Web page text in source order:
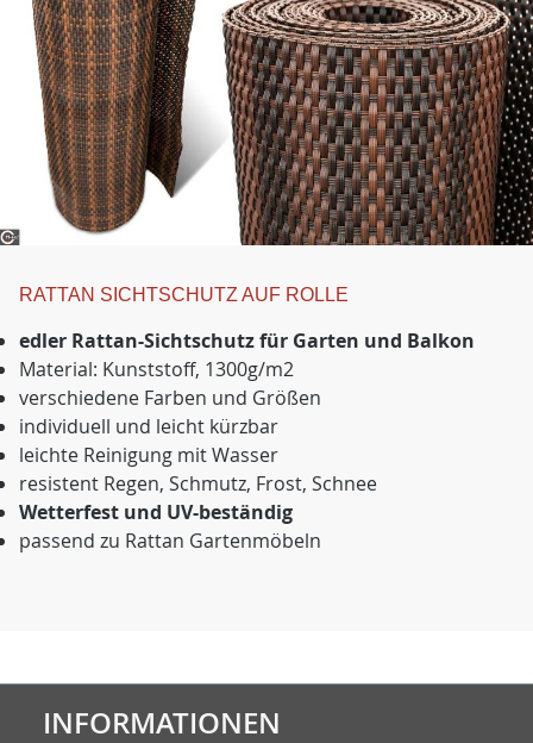
RATTAN SICHTSCHUTZ AUF ROLLE
edler Rattan-Sichtschutz für Garten und Balkon
Material: Kunststoff, 1300g/m2
verschiedene Farben und Größen
individuell und leicht kürzbar
leichte Reinigung mit Wasser
resistent Regen, Schmutz, Frost, Schnee
Wetterfest und UV-beständig
passend zu Rattan Gartenmöbeln
INFORMATIONEN